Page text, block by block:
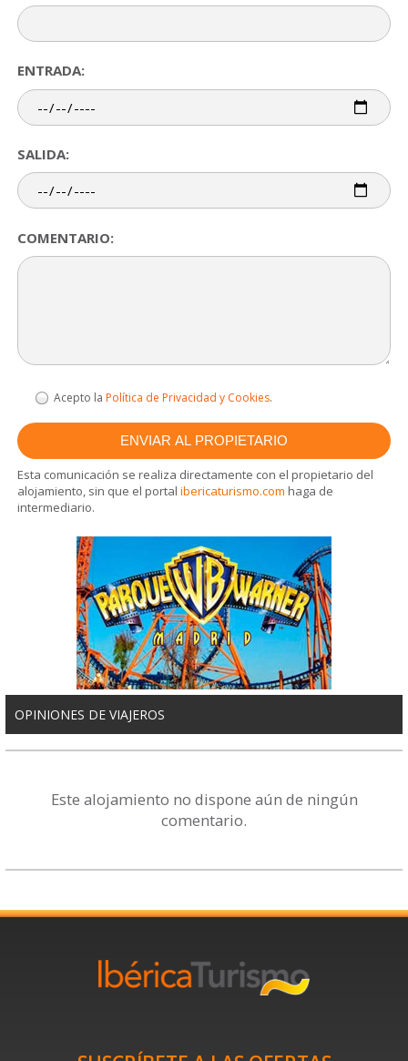
ENTRADA:
SALIDA:
COMENTARIO:
Acepto la Política de Privacidad y Cookies.
Esta comunicación se realiza directamente con el propietario del
alojamiento, sin que el portalibericaturismo.com haga de
intermediario.
OPINIONES DE VIAJEROS
Este alojamiento no dispone aún de ningún
comentario.